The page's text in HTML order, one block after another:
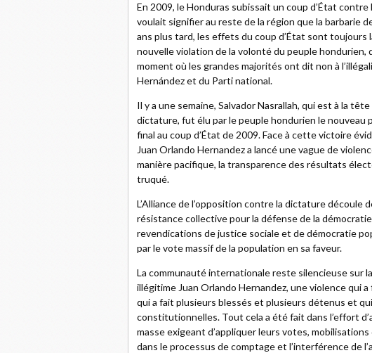
En 2009, le Honduras subissait un coup d’État
voulait signifier au reste de la région que la barbarie
ans plus tard, les effets du coup d’État sont
nouvelle violation de la volonté du peuple hondurien,
moment où les grandes majorités ont dit non à
Hernández et du Parti national.
Il y a une semaine, Salvador Nasrallah, qui est à la
dictature, fut élu par le peuple hondurien le
final au coup d’État de 2009. Face à cette victoire
Juan Orlando Hernandez a lancé une vague de
manière pacifique, la transparence des résultats
truqué.
L’Alliance de l’opposition contre la dictature
résistance collective pour la défense de la
revendications de justice sociale et de démocratie
par le vote massif de la population en sa faveur.
La communauté internationale reste silencieuse sur
illégitime Juan Orlando Hernandez, une violence qui
qui a fait plusieurs blessés et plusieurs détenus et
constitutionnelles. Tout cela a été fait dans l’effort
masse exigeant d’appliquer leurs votes,
dans le processus de comptage et l’interférence de